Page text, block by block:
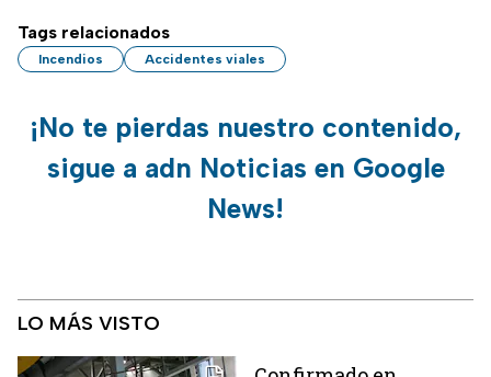
Tags relacionados
Incendios Accidentes viales
¡No te pierdas nuestro contenido,
sigue a adn Noticias en Google
News!
LO MÁS VISTO